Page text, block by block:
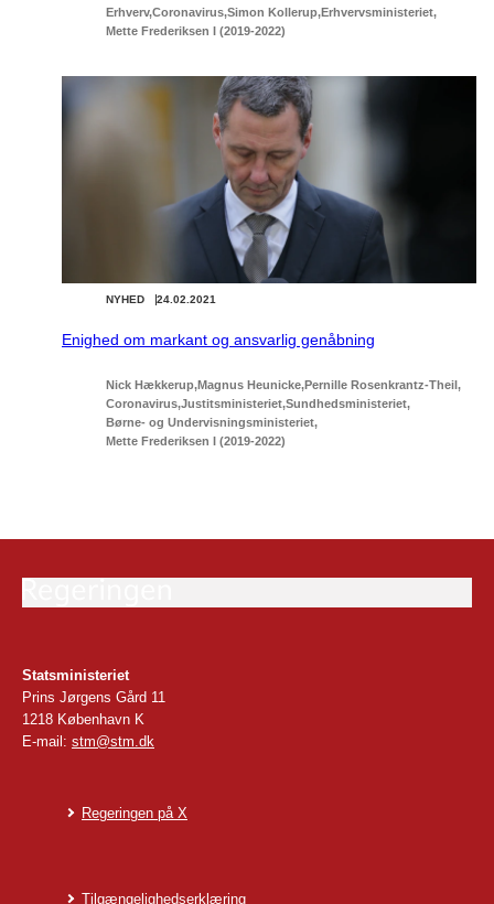
Erhverv Coronavirus Simon Kollerup Erhvervsministeriet
Mette Frederiksen I (2019-2022)
24.02.2021
NYHED
Enighed om markant og ansvarlig genåbning
Nick Hækkerup Magnus Heunicke Pernille Rosenkrantz-Theil
Coronavirus Justitsministeriet Sundhedsministeriet
Børne- og Undervisningsministeriet
Mette Frederiksen I (2019-2022)
Statsministeriet
Prins Jørgens Gård 11
1218 København K
E-mail: stm@stm.dk
Regeringen på X
Tilgængelighedserklæring